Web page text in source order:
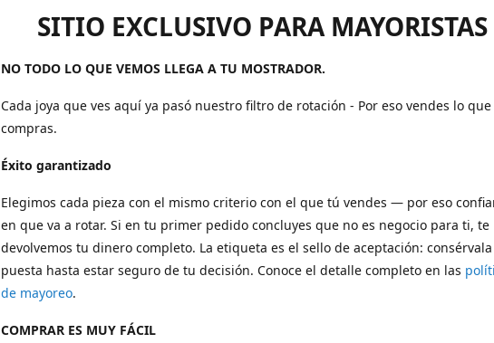
SITIO EXCLUSIVO PARA MAYORISTAS
NO TODO LO QUE VEMOS LLEGA A TU MOSTRADOR.
Cada joya que ves aquí ya pasó nuestro filtro de rotación - Por eso vendes lo que
compras.
Éxito garantizado
Elegimos cada pieza con el mismo criterio con el que tú vendes — por eso
en que va a rotar. Si en tu primer pedido concluyes que no es negocio para ti, te
devolvemos tu dinero completo. La etiqueta es el sello de aceptación: consérvala
puesta hasta estar seguro de tu decisión. Conoce el detalle completo en las
de mayoreo.
COMPRAR ES MUY FÁCIL